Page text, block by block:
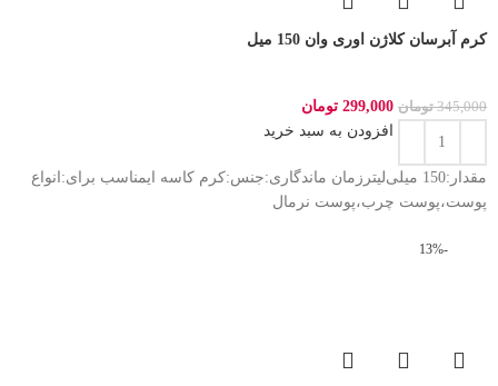
کرم آبرسان کلاژن اوری وان 150 میل
345,000 تومان 299,000 تومان
افزودن به سبد خرید
مقدار:150 میلی‌لیترزمان ماندگاری:جنس:کرم کاسه ایمناسب برای:انواع
پوست،پوست چرب،پوست نرمال
-13%